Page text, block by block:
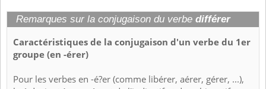
Remarques sur la conjugaison du verbe différer
Caractéristiques de la conjugaison d'un verbe du 1er
groupe (en -érer)
Pour les verbes en -é?er (comme libérer, aérer, gérer, ...),